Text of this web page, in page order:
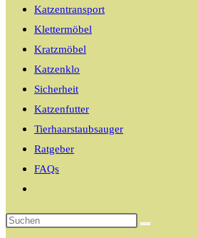
Katzentransport
Klettermöbel
Kratzmöbel
Katzenklo
Sicherheit
Katzenfutter
Tierhaarstaubsauger
Ratgeber
FAQs
umschalten